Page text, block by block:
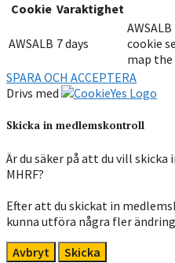
Cookie Varaktighet
AWSALB 7 days
cookie
map
SPARA OCH ACCEPTERA
Drivs med
Skicka in medlemskontroll
Är du säker på att du vill
MHRF?
Efter att du skickat in
kunna utföra några fler
Avbryt
Skicka